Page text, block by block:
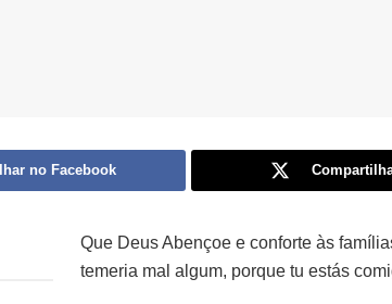
no Facebook
Que Deus Abençoe e conforte às
temeria mal algum, porque tu estás